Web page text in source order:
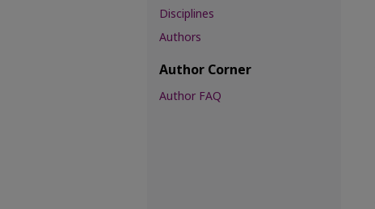
Disciplines
Authors
Author Corner
Author FAQ